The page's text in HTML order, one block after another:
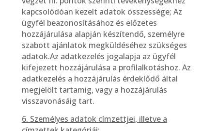
kapcsolódóan kezelt adatok összessége; Az
ügyfél beazonosításához és előzetes
hozzájárulása alapján készítendő, személyre
szabott ajánlatok megküldéséhez szükséges
adatok.Az adatkezelés jogalapja az ügyfél
kifejezett hozzájárulása a profilalkotáshoz. Az
adatkezelés a hozzájárulás érdeklődő által
megjelölt tartamig, vagy a hozzájárulás
visszavonásáig tart.
6. Személyes adatok címzettjei, illetve a